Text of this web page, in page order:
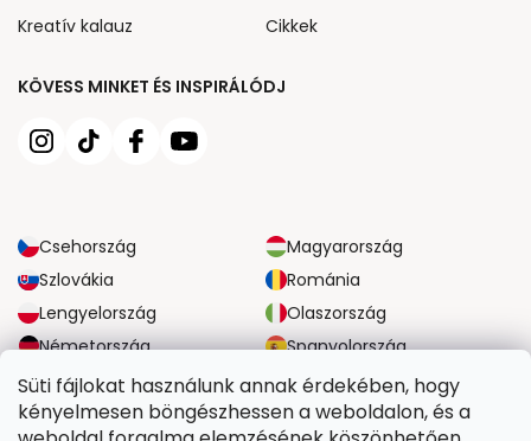
Süti fájlokat használunk annak érdekében, hogy
kényelmesen böngészhessen a weboldalon, és a
KÖVESS MINKET ÉS INSPIRÁLÓDJ
Csehország
Magyarország
Szlovákia
Románia
Lengyelország
Olaszország
Németország
Spanyolország
Nagy-Britannia
Ausztria
Kreatív kalauz
Cikkek